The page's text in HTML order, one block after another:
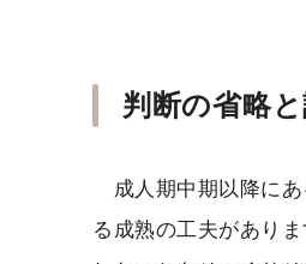
判断の省略
成人期中期以降にあ
る成熟の工夫があり